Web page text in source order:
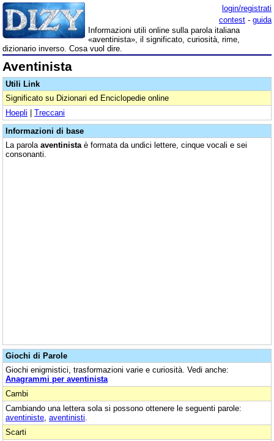
login/registrati
contest - guida
Informazioni utili online sulla parola italiana
«aventinista», il significato, curiosità, rime,
dizionario inverso. Cosa vuol dire.
Aventinista
Utili Link
Significato su Dizionari ed Enciclopedie online
Hoepli | Treccani
Informazioni di base
La parola aventinista è formata da undici lettere, cinque vocali e sei
consonanti.
Giochi di Parole
Giochi enigmistici, trasformazioni varie e curiosità. Vedi anche:
Anagrammi per aventinista
Cambi
Cambiando una lettera sola si possono ottenere le seguenti parole:
aventiniste aventinisti
Scarti